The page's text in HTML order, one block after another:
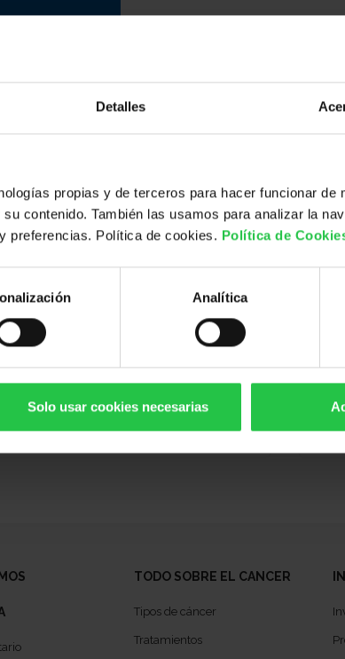
Detalles
propias y de terceros para hacer funcionar de
contenido. También las usamos para analizar la
preferencias. Política de cookies. Política de
Analítica
Solo usar cookies necesarias
08/2026
- Ses Salines
03/
TODO SOBRE EL CANCER
Tipos de cáncer
Tratamientos